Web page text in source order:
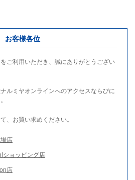
お客様各位
ご利用いただき、誠にありがとうござい
ルミヤオンラインへのアクセスならびに
、お買い求めください。
店
ショッピング店
店